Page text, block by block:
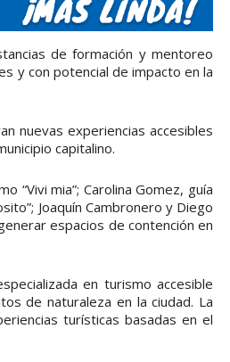
de formación y mentoreo
y con potencial de impacto en la
nuevas experiencias accesibles
capitalino.
“Vivi mia”; Carolina Gomez, guía
Joaquín Cambronero y Diego
espacios de contención en
en turismo accesible
de naturaleza en la ciudad. La
turísticas basadas en el